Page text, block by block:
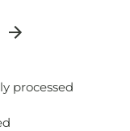
processed